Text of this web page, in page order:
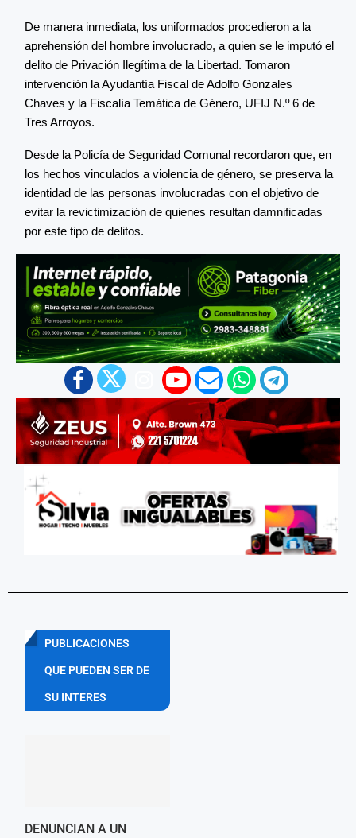
De manera inmediata, los uniformados procedieron a la
aprehensión del hombre involucrado, a quien se le imputó el
delito de Privación Ilegítima de la Libertad. Tomaron
intervención la Ayudantía Fiscal de Adolfo Gonzales
Chaves y la Fiscalía Temática de Género, UFIJ N.º 6 de
Tres Arroyos.
Desde la Policía de Seguridad Comunal recordaron que, en
los hechos vinculados a violencia de género, se preserva la
identidad de las personas involucradas con el objetivo de
evitar la revictimización de quienes resultan damnificadas
por este tipo de delitos.
PUBLICACIONES
QUE PUEDEN SER DE
SU INTERES
DENUNCIAN A UN